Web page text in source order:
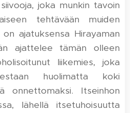
joka munkin tavoin
tehtävään muiden
ajatuksensa Hirayaman
ajattelee tämän olleen
liikemies, joka
huolimatta koki
onnettomaksi. Itseinhon
lähellä itsetuhoisuutta